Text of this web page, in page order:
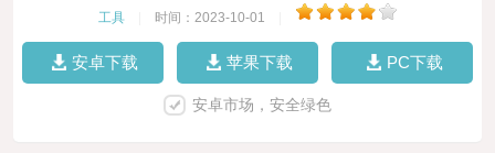
工具 时间：2023-10-01
安卓下载 苹果下载 PC下载
安卓市场，安全绿色